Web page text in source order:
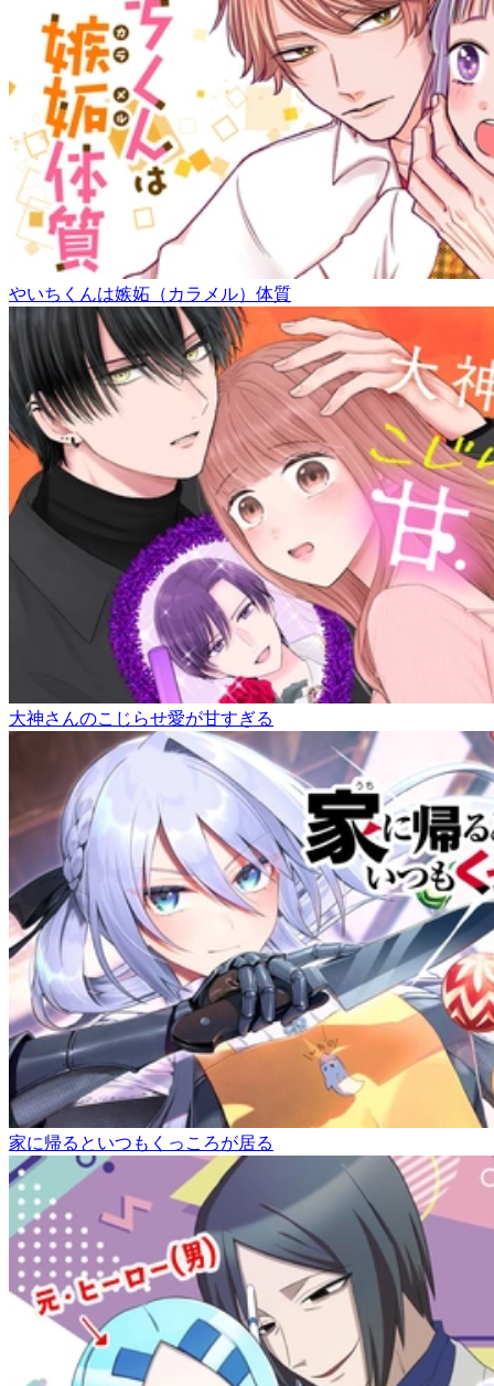
やいちくんは嫉妬（カラメル）体質
大神さんのこじらせ愛が甘すぎる
家に帰るといつもくっころが居る